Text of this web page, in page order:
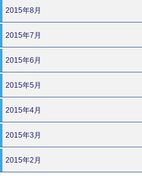
2015年8月
2015年7月
2015年6月
2015年5月
2015年4月
2015年3月
2015年2月